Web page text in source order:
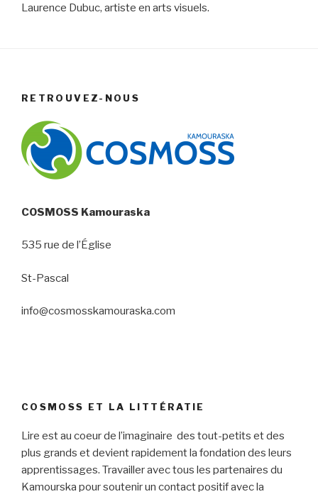
Laurence Dubuc, artiste en arts visuels.
RETROUVEZ-NOUS
COSMOSS Kamouraska
535 rue de l’Église
St-Pascal
info@cosmosskamouraska.com
COSMOSS ET LA LITTÉRATIE
Lire est au coeur de l’imaginaire des tout-petits et des
plus grands et devient rapidement la fondation des leurs
apprentissages. Travailler avec tous les partenaires du
Kamourska pour soutenir un contact positif avec la